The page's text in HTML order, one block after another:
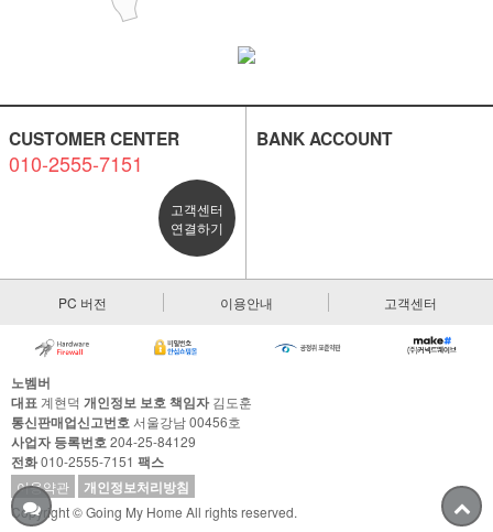
CUSTOMER CENTER
010-2555-7151
고객센터
연결하기
BANK ACCOUNT
PC 버전 이용안내 고객센터
노벰버
대표 계현덕 개인정보 보호 책임자김도훈
통신판매업신고번호 서울강남 00456호
사업자 등록번호204-25-84129
전화010-2555-7151 팩스
이용약관 개인정보처리방침
Copyright © Going My Home All rights reserved.